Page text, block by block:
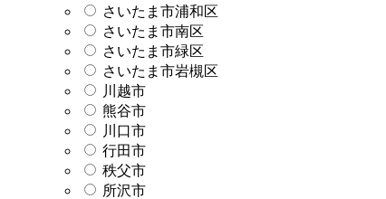
さいたま市浦和区
さいたま市南区
さいたま市緑区
さいたま市岩槻区
川越市
熊谷市
川口市
行田市
秩父市
所沢市